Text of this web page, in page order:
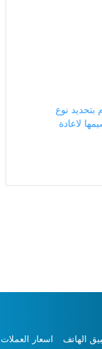
بتحديد نوع
لاعادة
الهاتف اسعار العملات